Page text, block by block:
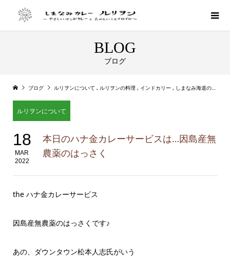
BLOG
ブログ
ブログ ルリヲンについて , ルリヲンの料理 , インドカリー , しまなみ海道のイベント
ルリヲンについて
18
MAR
2022
本日のハナ金カレーサービスは…因島産無
農薬のはっさく
the ハナ金カレーサービス
因島産無農薬のはっさくです♪
あの、ダウンタウン松本人志氏がいう